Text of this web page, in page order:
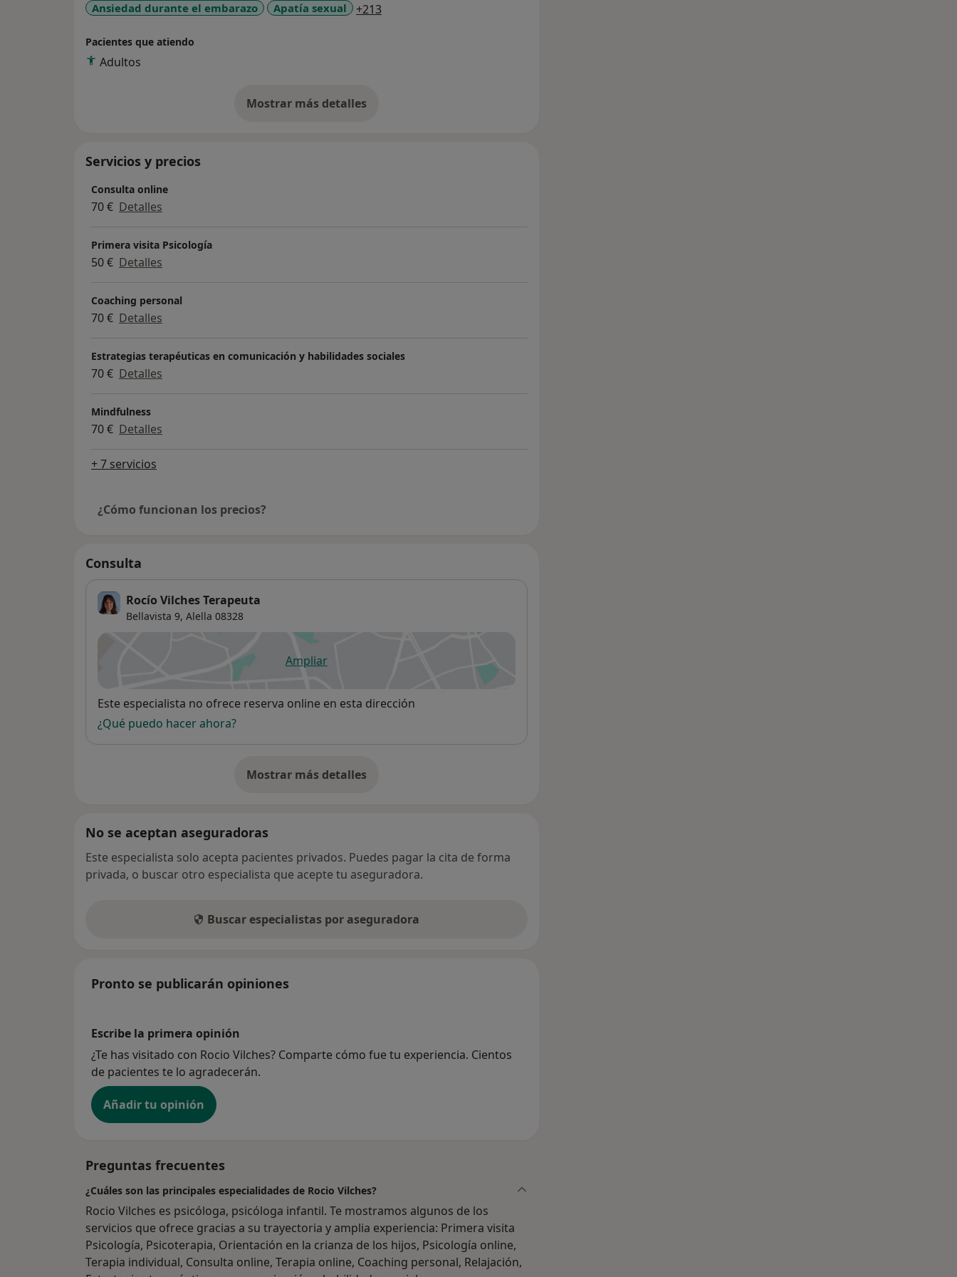
Ansiedad durante el embarazo
Apatía sexual +213
Pacientes que atiendo
Adultos
Mostrar más detalles
sobre la experiencia
Servicios y precios
Consulta online
70 € Detalles
Primera visita Psicología
50 € Detalles
Coaching personal
70 € Detalles
Estrategias terapéuticas en comunicación y habilidades sociales
70 € Detalles
Mindfulness
70 € Detalles
+ 7 servicios
¿Cómo funcionan los precios?
Consulta
Rocío Vilches Terapeuta
Bellavista 9, Alella 08328
Ampliarse abre en una nueva pestaña
Disponibilidad
Este especialista no ofrece reserva online en esta dirección
¿Qué puedo hacer ahora?
Mostrar más detalles
sobre la dirección
No se aceptan aseguradoras
Este especialista solo acepta pacientes privados. Puedes pagar la cita de forma
privada, o buscar otro especialista que acepte tu aseguradora.
Buscar especialistas por aseguradora
Pronto se publicarán opiniones
Escribe la primera opinión
¿Te has visitado con Rocio Vilches? Comparte cómo fue tu experiencia. Cientos
de pacientes te lo agradecerán.
Añadir tu opinión
Preguntas frecuentes
¿Cuáles son las principales especialidades de Rocio Vilches?
Rocio Vilches es psicóloga, psicóloga infantil. Te mostramos algunos de los
servicios que ofrece gracias a su trayectoria y amplia experiencia: Primera visita
Psicología, Psicoterapia, Orientación en la crianza de los hijos, Psicología online,
Terapia individual, Consulta online, Terapia online, Coaching personal, Relajación,